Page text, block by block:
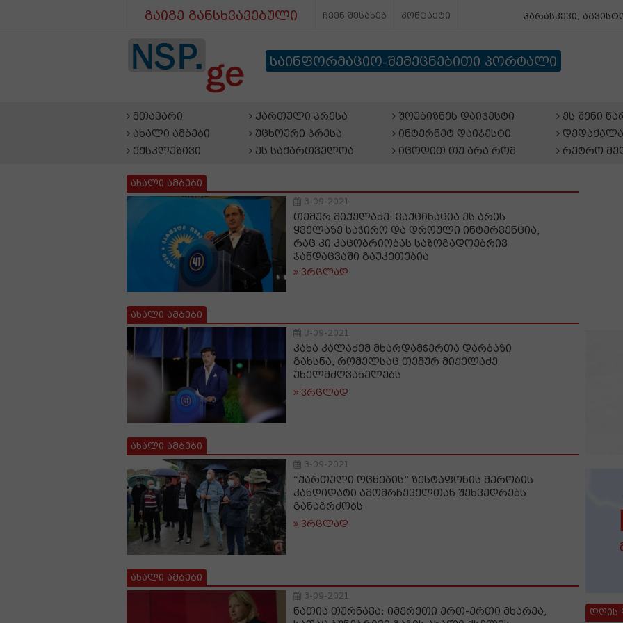
გაიგე განსხვავებული ჩვენ შესახებ კონტაქტი პარასკევი,
საინფორმაციო-შემეცნებითი პორტალი
მთავარი
ახალი ამბები
ექსკლუზივი
ქართული პრესა
უცხოური პრესა
ეს საქართველოა
შოუბიზნეს დაიჯესტი
ინტერნეტ დაიჯესტი
იცოდით თუ არა რომ
ეს შენი
რეტრო
ახალი ამბები
3-09-2021
თემურ მიქელაძე: ვაქცინაცია ეს არის
ყველაზე საჭირო და დროული ინტერვენცია,
რაც კი კაცობრიობას საზოგადოებრივ
ჯანდაცვაში გაუკეთებია
ვრცლად
ახალი ამბები
3-09-2021
კახა კალაძემ მხარდამჭერთა დარბაზი
გახსნა, რომელსაც თემურ მიქელაძე
უხელმძღვანელებს
ვრცლად
ახალი ამბები
3-09-2021
“ქართული ოცნების” ზესტაფონის მერობის
კანდიდატი ამომრჩეველთან შეხვედრებს
განაგრძობს
ვრცლად
ახალი ამბები
3-09-2021
ნათია თურნავა: იმერეთი ერთ-ერთი მხარეა,
დღის